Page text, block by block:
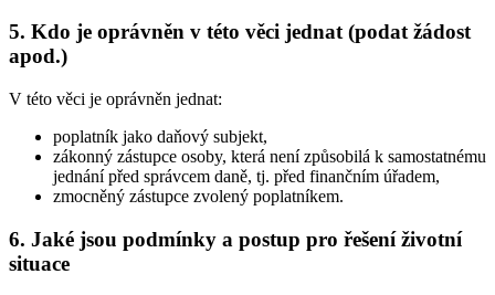
5. Kdo je oprávněn v této věci jednat (podat žádost
apod.)
V této věci je oprávněn jednat:
poplatník jako daňový subjekt,
zákonný zástupce osoby, která není způsobilá k samostatnému
jednání před správcem daně, tj. před finančním úřadem,
zmocněný zástupce zvolený poplatníkem.
6. Jaké jsou podmínky a postup pro řešení životní
situace